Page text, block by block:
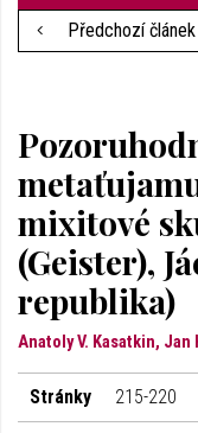
Předchozí článek
mixitové
(Geister),
republika)
Anatoly V. Kasatkin, Jan
Stránky 215-220